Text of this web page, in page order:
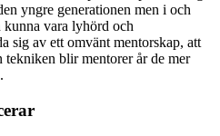
yngre generationen men i och
vara lyhörd och
sig av ett omvänt mentorskap, att
tekniken blir mentorer år de mer